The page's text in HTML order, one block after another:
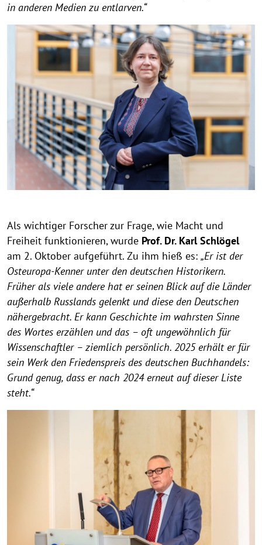
in anderen Medien zu entlarven.“
Als wichtiger Forscher zur Frage, wie Macht und
Freiheit funktionieren, wurde Prof. Dr. Karl Schlögel
am 2. Oktober aufgeführt. Zu ihm hieß es: „Er ist der
Osteuropa-Kenner unter den deutschen Historikern.
Früher als viele andere hat er seinen Blick auf die Länder
außerhalb Russlands gelenkt und diese den Deutschen
nähergebracht. Er kann Geschichte im wahrsten Sinne
des Wortes erzählen und das – oft ungewöhnlich für
Wissenschaftler – ziemlich persönlich. 2025 erhält er für
sein Werk den Friedenspreis des deutschen Buchhandels:
Grund genug, dass er nach 2024 erneut auf dieser Liste
steht.“